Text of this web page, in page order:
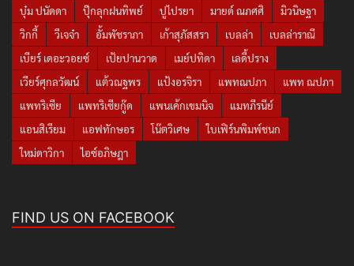
บุ๋ม ปนัดดา
ปุ๊กลุกฝนทิพย์ ปูไปรยา มายด์ ณภศศิ
มิวนิษฐา
วิกกี้
วีเจจ๋า อั้มพัชราภา เก้าสุภัสสรา เบลล่า
เบลล่าราณี
เบียร์ เดอะวอยซ์
เป้ยปานวาด เมย์ปทิดา
เลดี้ปราง
เวียร์ศุกลวัฒน์
แต้วณฐพร แป้งอรจิรา แพทณปภา
แพท ณปภา
แพทริเซีย
แพทริเซียกู๊ด แพนเค้กเขมนิจ
แมทภีรนีย์
แอนสิเรียม
แอฟทักษอร โน๊ตวิเศษ
ใบเฟิร์นพิมพ์ชนก
ใหม่ดาวิกา
ไอซ์อภิษฎา
FIND US ON FACEBOOK